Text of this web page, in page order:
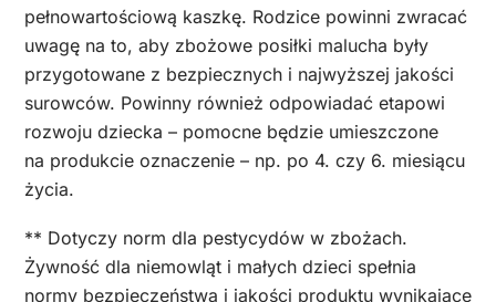
pełnowartościową kaszkę. Rodzice powinni zwracać
uwagę na to, aby zbożowe posiłki malucha były
przygotowane z bezpiecznych i najwyższej jakości
surowców. Powinny również odpowiadać etapowi
rozwoju dziecka – pomocne będzie umieszczone
na produkcie oznaczenie – np. po 4. czy 6. miesiącu
życia.
** Dotyczy norm dla pestycydów w zbożach.
Żywność dla niemowląt i małych dzieci spełnia
normy bezpieczeństwa i jakości produktu wynikające